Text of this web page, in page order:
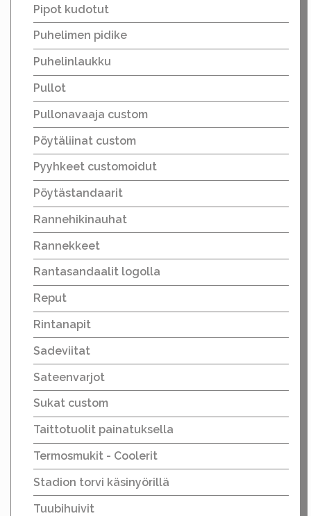
Pipot kudotut
Puhelimen pidike
Puhelinlaukku
Pullot
Pullonavaaja custom
Pöytäliinat custom
Pyyhkeet customoidut
Pöytästandaarit
Rannehikinauhat
Rannekkeet
Rantasandaalit logolla
Reput
Rintanapit
Sadeviitat
Sateenvarjot
Sukat custom
Taittotuolit painatuksella
Termosmukit - Coolerit
Stadion torvi käsinyörillä
Tuubihuivit